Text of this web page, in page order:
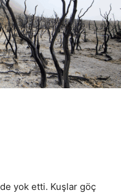
yok etti. Kuşlar göç